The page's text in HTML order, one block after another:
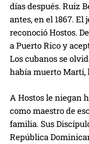
días después. Ruiz
antes, en el 1867. El
reconoció Hostos.
a Puerto Rico y
Los cubanos se
había muerto Martí,
A Hostos le niegan
como maestro de
familia. Sus
República